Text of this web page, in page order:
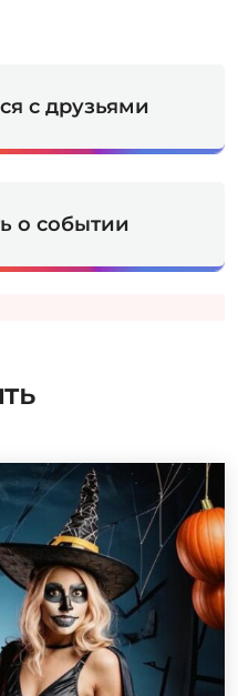
с друзьями
о событии